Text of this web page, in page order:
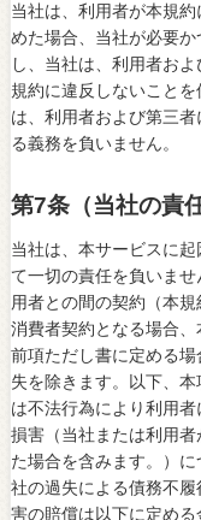
当社は、利用者が本規
めた場合、当社が必要
し、当社は、利用者お
規約に違反しないこと
は、利用者および第三
る義務を負いません。
第7条（当社の責
当社は、本サービスに
て一切の責任を負いま
用者との間の契約（本
消費者契約となる場合、
前項ただし書に定める
失を除きます。以下、
は不法行為により利用
損害（当社または利用
た場合を含みます。）
社の過失による債務不
害の賠償は以下に定める